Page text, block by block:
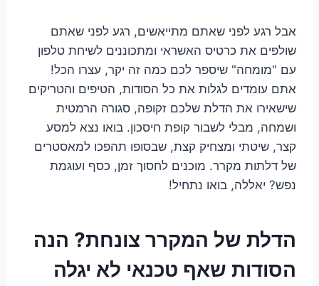
אבל רגע לפני שאתם מתייאשים, רגע לפני שאתם
שולפים את כרטיס האשראי ומתכוננים לשיחת טלפון
עם "מומחה" שיספר לכם כמה זה יקר, עצרו הכל!
אתם עומדים לגלות את כל הסודות, הטיפים והטריקים
שישאירו את הדלת שלכם זקופה, סגורה הרמטית
ושמחה, מבלי לשבור קופת חיסכון. בואו נצא למסע
קצר, שיטתי ומצחיק קצת, שבסופו תהפכו למאסטרים
של דלתות מקרר. מוכנים לחסוך זמן, כסף ועוגמת
נפש? יאללה, בואו נתחיל!
הדלת של המקרר צונחת? הנה
הסודות שאף טכנאי לא יגלה